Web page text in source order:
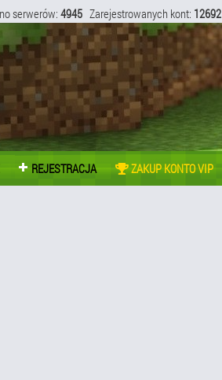
serwerów:4945 Zarejestrowanych kont: 12692
REJESTRACJA ZAKUP KONTO VIP